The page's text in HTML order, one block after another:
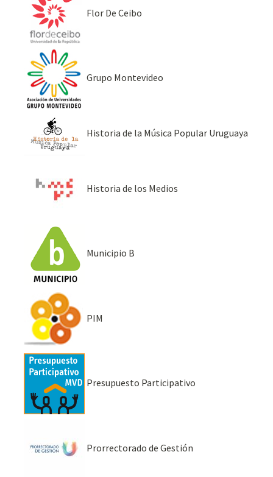
Flor De Ceibo
Grupo Montevideo
Historia de la Música Popular Uruguaya
Historia de los Medios
Municipio B
PIM
Presupuesto Participativo
Prorrectorado de Gestión